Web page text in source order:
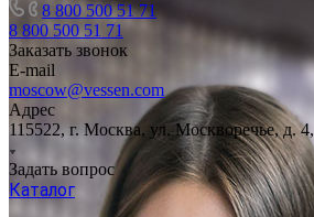
8 800 500 51 71
8 800 500 51 71
Заказать звонок
E-mail
moscow@vessen.com
Адрес
115522, г. Москва, ул. Москворечье, д.
Задать вопрос
Каталог